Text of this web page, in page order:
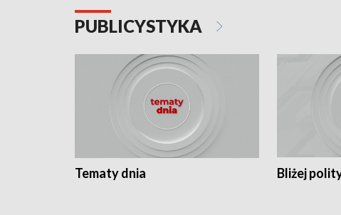
PUBLICYSTYKA
Tematy dnia Bliżej